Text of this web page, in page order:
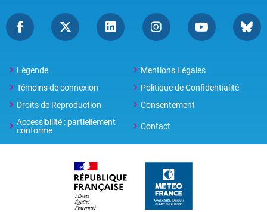
Légende
Mentions Légales
Témoins de connexion
Politique de Confidentialité
Droits de Reproduction
Consentement
Accessibilité : partiellement
conforme
Contact